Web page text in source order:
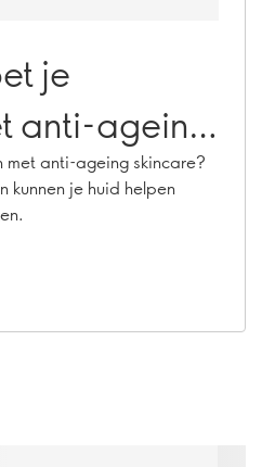
je
anti-ageing
met anti-ageing skincare?
kunnen je huid helpen